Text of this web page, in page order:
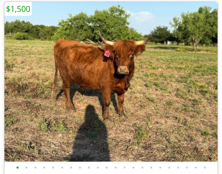
• • • • • • • • • • • • • • • • • • • • • •
$1,500